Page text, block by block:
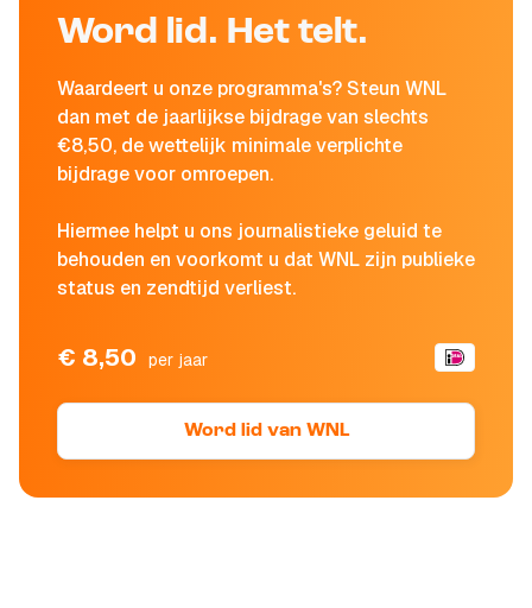
Word lid. Het telt.
Waardeert u onze programma's? Steun WNL
dan met de jaarlijkse bijdrage van slechts
€8,50, de wettelijk minimale verplichte
bijdrage voor omroepen.
Hiermee helpt u ons journalistieke geluid te
behouden en voorkomt u dat WNL zijn publieke
status en zendtijd verliest.
€ 8,50 per jaar
Word lid van WNL